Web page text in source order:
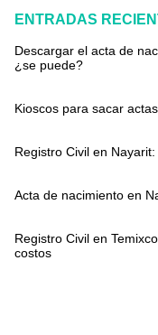
ENTRADAS
Descargar el acta de
¿se puede?
Kioscos para sacar
Registro Civil en
Acta de nacimiento en
Registro Civil en
costos